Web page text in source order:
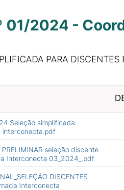
01/2024 -
PARA
Seleção simplificada
interconecta.pdf
PRELIMINAR seleção discente
Interconecta 03_2024_.pdf
DISCENTES
Interconecta